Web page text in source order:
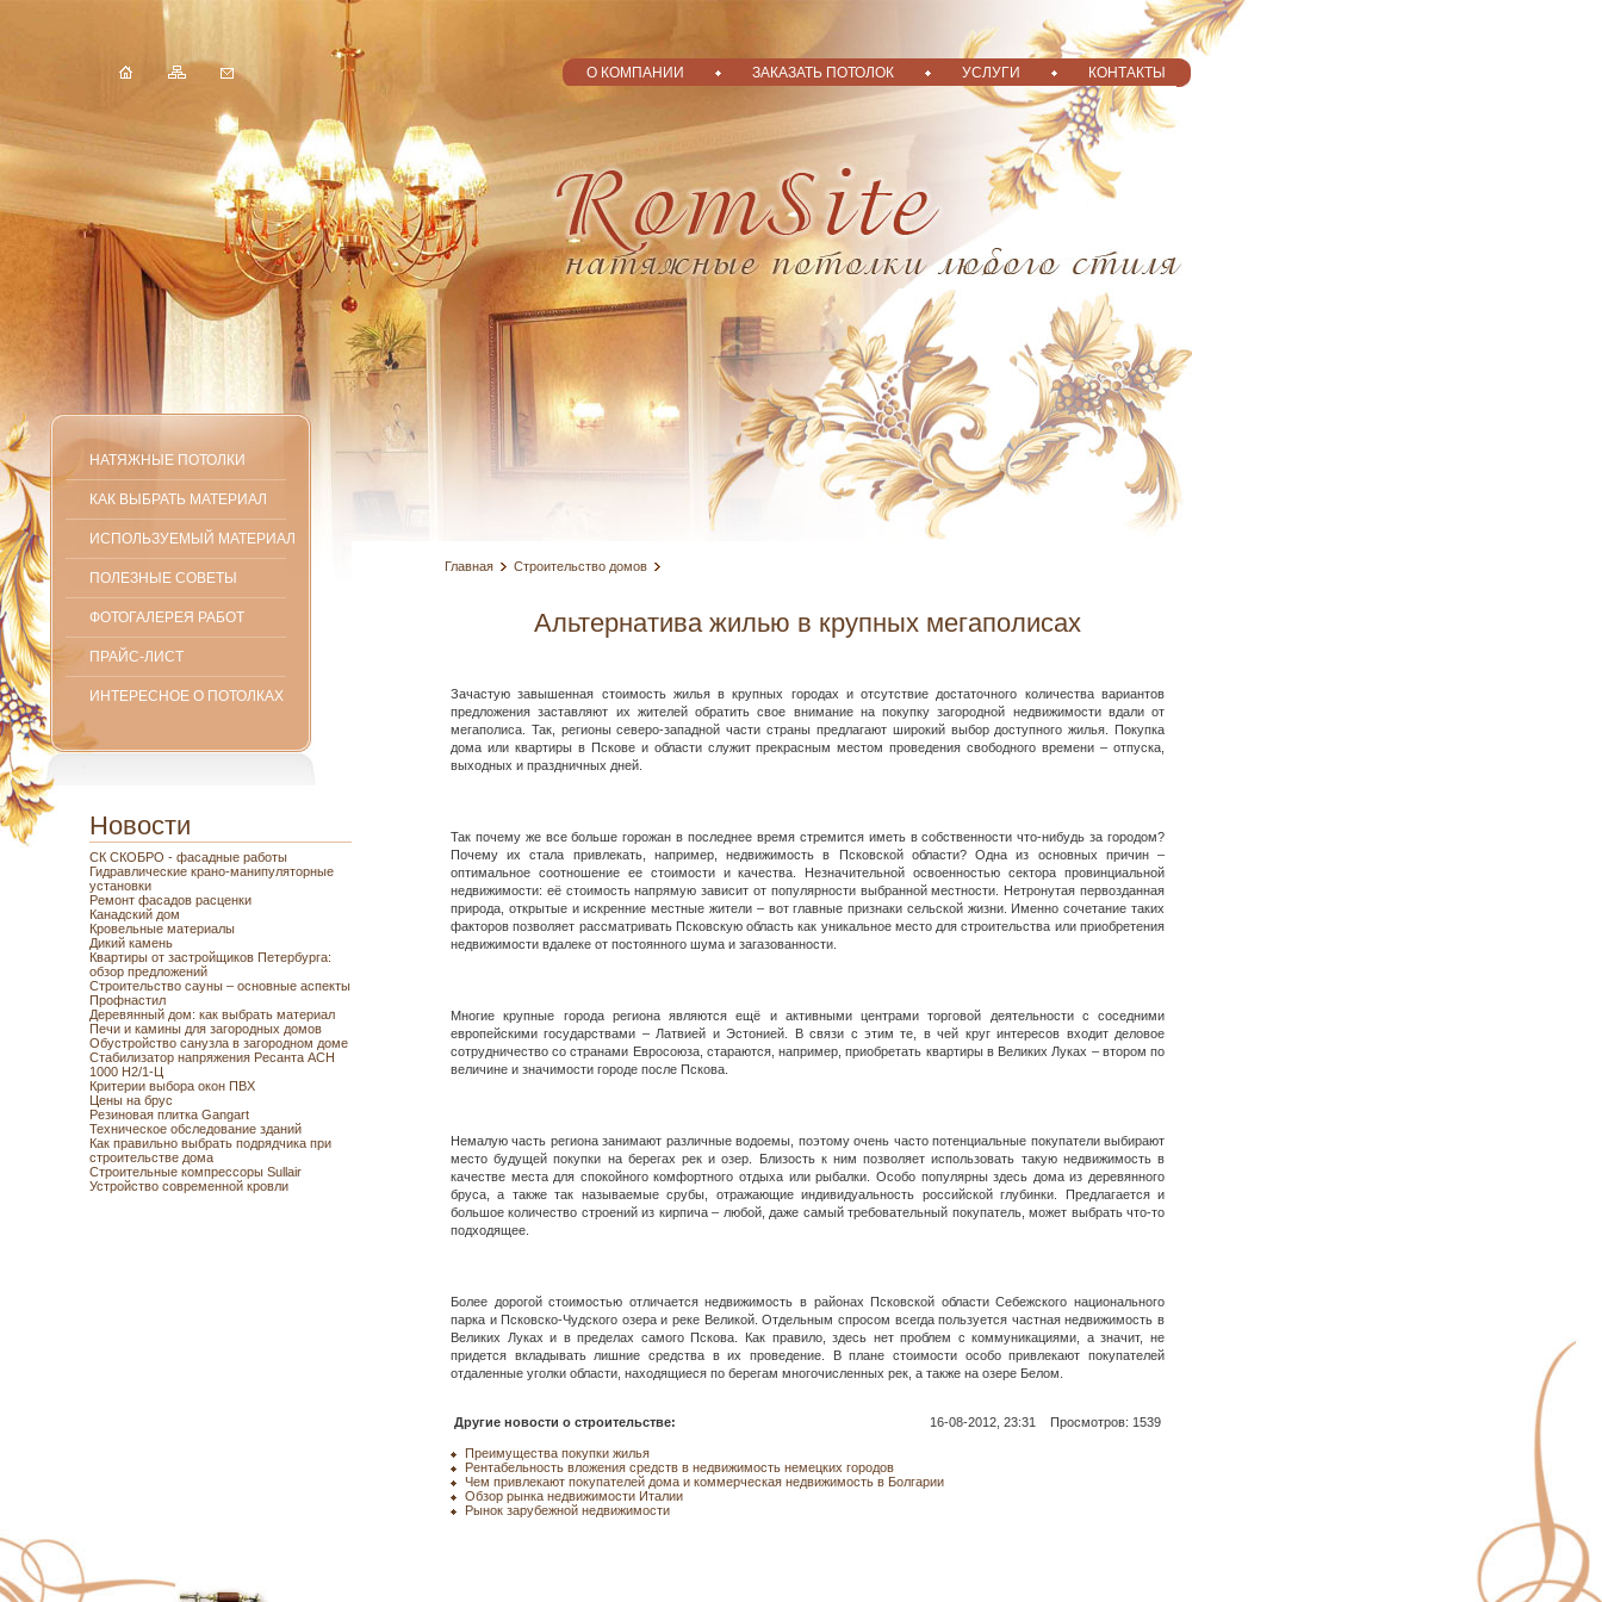
О КОМПАНИИ ЗАКАЗАТЬ ПОТОЛОК УСЛУГИ КОНТАКТЫ
НАТЯЖНЫЕ ПОТОЛКИ
КАК ВЫБРАТЬ МАТЕРИАЛ
ИСПОЛЬЗУЕМЫЙ МАТЕРИАЛ
ПОЛЕЗНЫЕ СОВЕТЫ
ФОТОГАЛЕРЕЯ РАБОТ
ПРАЙС-ЛИСТ
ИНТЕРЕСНОЕ О ПОТОЛКАХ
Новости
СК СКОБРО - фасадные работы
Гидравлические крано-манипуляторные
установки
Ремонт фасадов расценки
Канадский дом
Кровельные материалы
Дикий камень
Квартиры от застройщиков Петербурга:
обзор предложений
Строительство сауны – основные аспекты
Профнастил
Деревянный дом: как выбрать материал
Печи и камины для загородных домов
Обустройство санузла в загородном доме
Стабилизатор напряжения Ресанта АСН
1000 Н2/1-Ц
Критерии выбора окон ПВХ
Цены на брус
Резиновая плитка Gangart
Техническое обследование зданий
Как правильно выбрать подрядчика при
строительстве дома
Строительные компрессоры Sullair
Устройство современной кровли
Главная Строительство домов
Альтернатива жилью в крупных мегаполисах
Зачастую завышенная стоимость жилья в крупных городах и отсутствие достаточного количества вариантов
предложения заставляют их жителей обратить свое внимание на покупку загородной недвижимости вдали от
мегаполиса. Так, регионы северо-западной части страны предлагают широкий выбор доступного жилья. Покупка
дома или квартиры в Пскове и области служит прекрасным местом проведения свободного времени – отпуска,
выходных и праздничных дней.
Так почему же все больше горожан в последнее время стремится иметь в собственности что-нибудь за городом?
Почему их стала привлекать, например, недвижимость в Псковской области? Одна из основных причин –
оптимальное соотношение ее стоимости и качества. Незначительной освоенностью сектора провинциальной
недвижимости: её стоимость напрямую зависит от популярности выбранной местности. Нетронутая первозданная
природа, открытые и искренние местные жители – вот главные признаки сельской жизни. Именно сочетание таких
факторов позволяет рассматривать Псковскую область как уникальное место для строительства или приобретения
недвижимости вдалеке от постоянного шума и загазованности.
Многие крупные города региона являются ещё и активными центрами торговой деятельности с соседними
европейскими государствами – Латвией и Эстонией. В связи с этим те, в чей круг интересов входит деловое
сотрудничество со странами Евросоюза, стараются, например, приобретать квартиры в Великих Луках – втором по
величине и значимости городе после Пскова.
Немалую часть региона занимают различные водоемы, поэтому очень часто потенциальные покупатели выбирают
место будущей покупки на берегах рек и озер. Близость к ним позволяет использовать такую недвижимость в
качестве места для спокойного комфортного отдыха или рыбалки. Особо популярны здесь дома из деревянного
бруса, а также так называемые срубы, отражающие индивидуальность российской глубинки. Предлагается и
большое количество строений из кирпича – любой, даже самый требовательный покупатель, может выбрать что-то
подходящее.
Более дорогой стоимостью отличается недвижимость в районах Псковской области Себежского национального
парка и Псковско-Чудского озера и реке Великой. Отдельным спросом всегда пользуется частная недвижимость в
Великих Луках и в пределах самого Пскова. Как правило, здесь нет проблем с коммуникациями, а значит, не
придется вкладывать лишние средства в их проведение. В плане стоимости особо привлекают покупателей
отдаленные уголки области, находящиеся по берегам многочисленных рек, а также на озере Белом.
Другие новости о строительстве: 16-08-2012, 23:31 Просмотров: 1539
Преимущества покупки жилья
Рентабельность вложения средств в недвижимость немецких городов
Чем привлекают покупателей дома и коммерческая недвижимость в Болгарии
Обзор рынка недвижимости Италии
Рынок зарубежной недвижимости